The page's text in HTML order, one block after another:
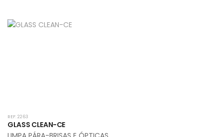
REF: 2263
GLASS CLEAN-CE